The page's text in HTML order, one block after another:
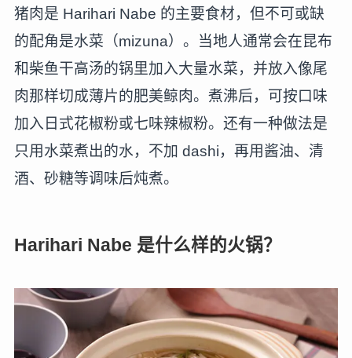
猪肉是 Harihari Nabe 的主要食材，但不可或缺
的配角是水菜（mizuna）。当地人通常会在昆布
和柴鱼干高汤的锅里加入大量水菜，并放入像尾
肉那样切成薄片的肥美鲸肉。煮沸后，可按口味
加入日式花椒粉或七味辣椒粉。还有一种做法是
只用水菜煮出的水，不加 dashi，再用酱油、清
酒、砂糖等调味后炖煮。
Harihari Nabe 是什么样的火锅？